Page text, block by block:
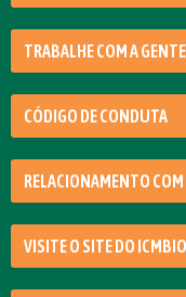
TRABALHE COM A GENTE
CÓDIGO DE CONDUTA
RELACIONAMENTO
VISITE O SITE DO ICMBIO